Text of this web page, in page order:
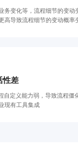
务变化等，流程细节的变动
高导致流程细节的变动概率
性差
自定义能力弱，导致流程僵
现有工具集成